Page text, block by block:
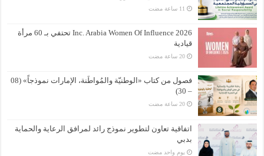
Inc. Arabia Women Of Influence 2026 تحتفي بـ 60 مرأة
قيادية
فصول من كتاب «الوطنيّة والمُواطَنة، الإمارات نموذجاً» (08
– 30)
اتفاقية تعاون لتطوير نموذج رائد لمرافق الرعاية والحماية
بدبي
‏يوم واحد مضت